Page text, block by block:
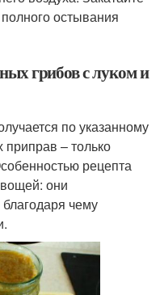
остывания
грибов с луком и
по указанному
приправ – только
рецепта
они
чему